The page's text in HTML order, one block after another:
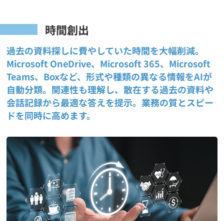
時間創出
過去の資料探しに費やしていた時間を大幅削減。
Microsoft OneDrive、Microsoft 365、Microsoft
Teams、Boxなど、形式や種類の異なる情報をAIが
自動分類。関連性も理解し、散在する過去の資料や
会話記録から最適な答えを提示。業務の質とスピー
ドを同時に高めます。